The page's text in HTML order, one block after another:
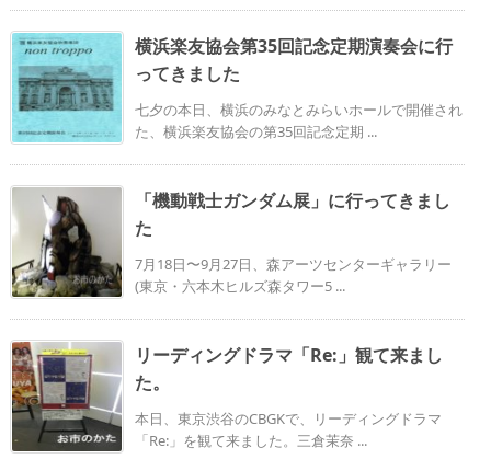
横浜楽友協会第35回記念定期演奏会に行
ってきました
七夕の本日、横浜のみなとみらいホールで開催され
た、横浜楽友協会の第35回記念定期 ...
「機動戦士ガンダム展」に行ってきまし
た
7月18日〜9月27日、森アーツセンターギャラリー
(東京・六本木ヒルズ森タワー5 ...
リーディングドラマ「Re:」観て来まし
た。
本日、東京渋谷のCBGKで、リーディングドラマ
「Re:」を観て来ました。三倉茉奈 ...